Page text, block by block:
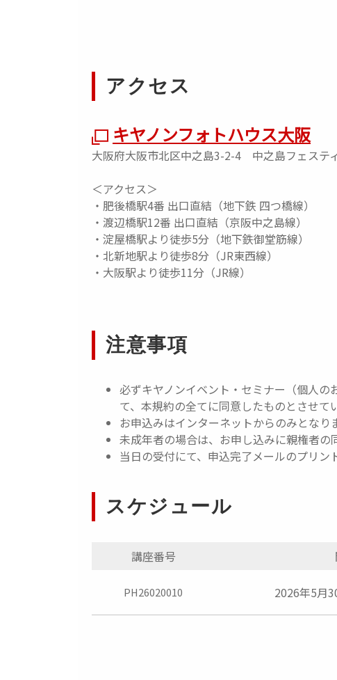
アクセス
キヤノンフォトハウス大阪
大阪府大阪市北区中之島3-2-4 中之島フェステ
＜アクセス＞
・肥後橋駅4番 出口直結（地下鉄 四つ橋線）
・渡辺橋駅12番 出口直結（京阪中之島線）
・淀屋橋駅より徒歩5分（地下鉄御堂筋線）
・北新地駅より徒歩8分（JR東西線）
・大阪駅より徒歩11分（JR線）
注意事項
必ずキヤノンイベント・セミナー（個人
て、本規約の全てに同意したものとさせ
お申込みはインターネットからのみとなり
未成年者の場合は、お申し込みに親権者の
当日の受付にて、申込完了メールのプリン
スケジュール
講座番号
PH26020010 2026年5月